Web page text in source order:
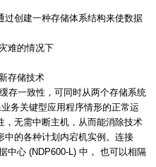
过创建一种存储体系结构来使数据
难的情况下
存储技术
存一致性，可同时从两个存储系统
务关键型应用程序情形的正常运
，无需中断主机，从而能消除技术
中的各种计划内宕机实例。连接
中心 (NDP600-L)中， 也可以相隔